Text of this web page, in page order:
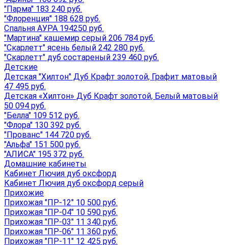
"Парма" 183 240 руб.
"Флоренция" 188 628 руб.
Спальня АУРА 194250 руб.
"Мартина" кашемир серый 206 784 руб.
"Скарлетт" ясень белый 242 280 руб.
"Скарлетт" дуб состареный 239 460 руб.
Детские
Детская "Хилтон" Дуб Крафт золотой, Графит матовый
47 495 руб.
Детская «Хилтон» Дуб Крафт золотой, Белый матовый
50 094 руб.
"Белла" 109 512 руб.
"Флора" 130 392 руб.
"Прованс" 144 720 руб.
"Альфа" 151 500 руб.
"АЛИСА" 195 372 руб.
Домашние кабинеты
Кабинет Лючия дуб оксфорд
Кабинет Лючия дуб оксфорд серый
Прихожие
Прихожая "ПР-12" 10 500 руб.
Прихожая "ПР-04" 10 590 руб.
Прихожая "ПР-03" 11 340 руб.
Прихожая "ПР-06" 11 360 руб.
Прихожая "ПР-11" 12 425 руб.